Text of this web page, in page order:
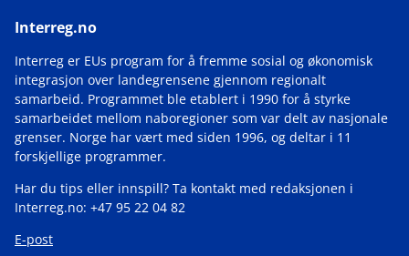
Interreg.no
Interreg er EUs program for å fremme sosial og økonomisk
integrasjon over landegrensene gjennom regionalt
samarbeid. Programmet ble etablert i 1990 for å styrke
samarbeidet mellom naboregioner som var delt av nasjonale
grenser. Norge har vært med siden 1996, og deltar i 11
forskjellige programmer.
Har du tips eller innspill? Ta kontakt med redaksjonen i
Interreg.no: +47 95 22 04 82
E-post